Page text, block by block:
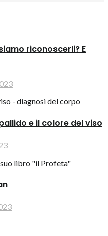
riconoscerli? E
e il colore del viso